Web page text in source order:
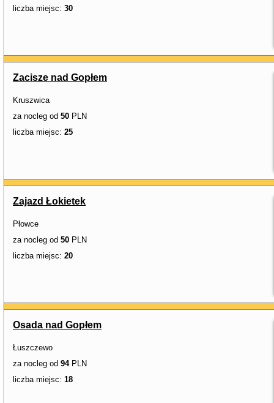
liczba miejsc: 30
Zacisze nad Gopłem
Kruszwica
za nocleg od 50 PLN
liczba miejsc: 25
Zajazd Łokietek
Płowce
za nocleg od 50 PLN
liczba miejsc: 20
Osada nad Gopłem
Łuszczewo
za nocleg od 94PLN
liczba miejsc: 18